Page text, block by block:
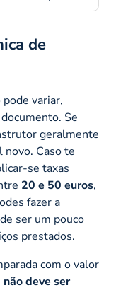
de
pode variar,
Se
geralmente
novo. Caso te
se taxas
20 e 50 euros,
fazer a
ser um pouco
prestados.
com o valor
não deve ser